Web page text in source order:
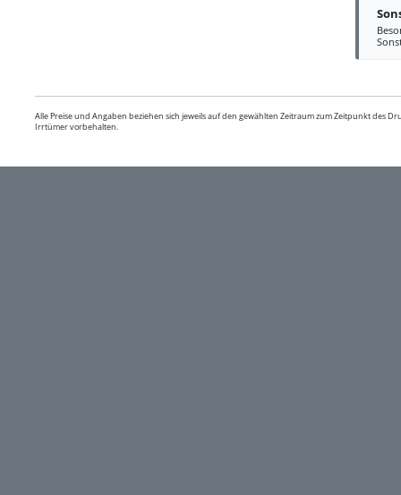
Alle Preise und Angaben beziehen sich jeweils auf den gewählten Zeitraum zum Zeitpunkt des
Irrtümer vorbehalten.